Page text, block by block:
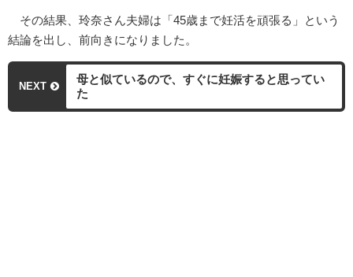
その結果、玲奈さん夫婦は「45歳まで妊活を頑張る」という
結論を出し、前向きになりました。
NEXT
母と似ているので、すぐに妊娠すると思ってい
た